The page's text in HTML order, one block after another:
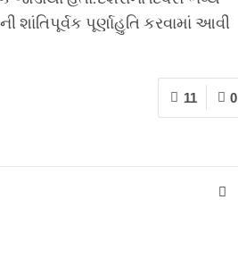
શાંતિપૂર્વક પૂર્ણાહુતિ કરવામાં આવી
0
11